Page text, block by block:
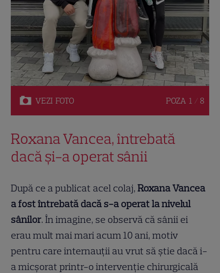
VEZI FOTO POZA 1 / 8
Roxana Vancea, întrebată
dacă și-a operat sânii
După ce a publicat acel colaj,Roxana Vancea
a fost întrebată dacă s-a operat la nivelul
sânilor. În imagine, se observă că sânii ei
erau mult mai mari acum 10 ani, motiv
pentru care internauții au vrut să știe dacă i-
a micșorat printr-o intervenție chirurgicală